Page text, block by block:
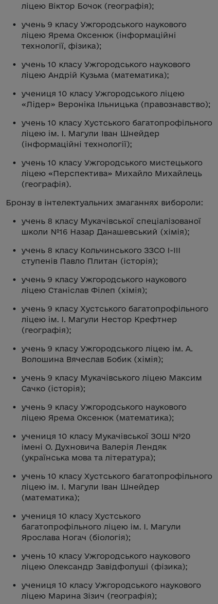
ліцею Віктор Бочок (географія);
учень 9 класу Ужгородського наукового
ліцею Ярема Оксенюк (інформаційні
технології, фізика);
учень 10 класу Ужгородського наукового
ліцею Андрій Кузьма (математика);
учениця 10 класу Ужгородського ліцею
«Лідер» Вероніка Ільницька (правознавство);
учень 10 класу Хустського багатопрофільного
ліцею ім. І. Магули Іван Шнейдер
(інформаційні технології);
учень 10 класу Ужгородського мистецького
ліцею «Перспектива» Михайло Михайлець
(географія).
Бронзу в інтелектуальних змаганнях вибороли:
учень 8 класу Мукачівської спеціалізованої
школи №16 Назар Данашевський (хімія);
учень 8 класу Кольчинського ЗЗСО І-ІІІ
ступенів Павло Плитан (історія);
учень 9 класу Ужгородського наукового
ліцею Станіслав Філеп (хімія);
учень 9 класу Хустського багатопрофільного
ліцею ім. І. Магули Нестор Крефтнер
(географія);
учень 9 класу Ужгородського ліцею ім. А.
Волошина Вячеслав Бобик (хімія);
учень 9 класу Мукачівського ліцею Максим
Сачко (історія);
учень 9 класу Ужгородського наукового
ліцею Ярема Оксенюк (математика);
учениця 10 класу Мукачівської ЗОШ №20
імені О. Духновича Валерія Лендяк
(українська мова та література);
учень 10 класу Хустського багатопрофільного
ліцею ім. І. Магули Іван Шнейдер
(математика);
учениця 10 класу Хустського
багатопрофільного ліцею ім. І. Магули
Ярослава Ногач (біологія);
учень 10 класу Ужгородського наукового
ліцею Олександр Завідфолуші (фізика);
учениця 10 класу Ужгородського наукового
ліцею Марина Зізич (географія);